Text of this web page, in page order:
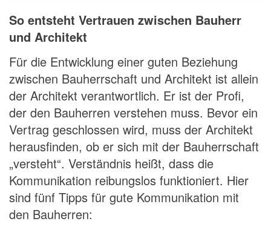
So entsteht Vertrauen zwischen Bauherr
und Architekt
Für die Entwicklung einer guten Beziehung
zwischen Bauherrschaft und Architekt ist allein
der Architekt verantwortlich. Er ist der Profi,
der den Bauherren verstehen muss. Bevor ein
Vertrag geschlossen wird, muss der Architekt
herausfinden, ob er sich mit der Bauherrschaft
„versteht“. Verständnis heißt, dass die
Kommunikation reibungslos funktioniert. Hier
sind fünf Tipps für gute Kommunikation mit
den Bauherren: